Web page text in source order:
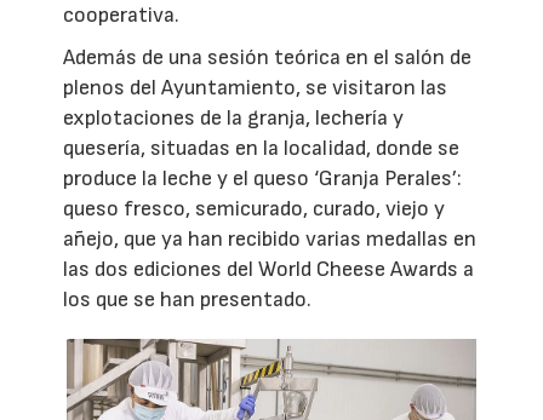
cooperativa.
Además de una sesión teórica en el salón de
plenos del Ayuntamiento, se visitaron las
explotaciones de la granja, lechería y
quesería, situadas en la localidad, donde se
produce la leche y el queso ‘Granja Perales’:
queso fresco, semicurado, curado, viejo y
añejo, que ya han recibido varias medallas en
las dos ediciones del World Cheese Awards a
los que se han presentado.